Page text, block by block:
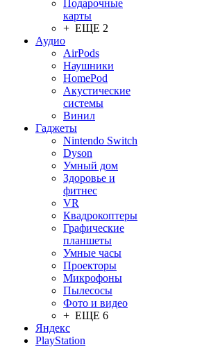
Подарочные
карты
+ ЕЩЕ 2
Аудио
AirPods
Наушники
HomePod
Акустические
системы
Винил
Гаджеты
Nintendo Switch
Dyson
Умный дом
Здоровье и
фитнес
VR
Квадрокоптеры
Графические
планшеты
Умные часы
Проекторы
Микрофоны
Пылесосы
Фото и видео
+ ЕЩЕ 6
Яндекс
PlayStation